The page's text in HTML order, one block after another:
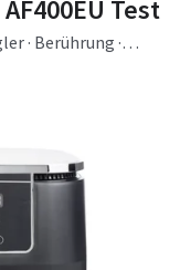
Test
· Berührung ·